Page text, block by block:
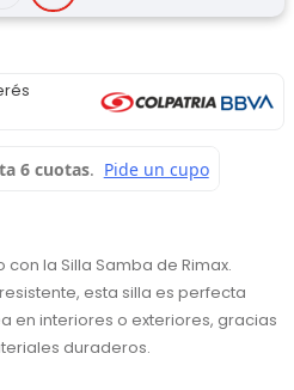
la Silla Samba de Rimax.
esta silla es perfecta
en interiores o exteriores, gracias
duraderos.